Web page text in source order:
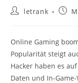
Postletrank
Post
Online Gaming
Popularität steigt
Hacker haben es
Daten und In-